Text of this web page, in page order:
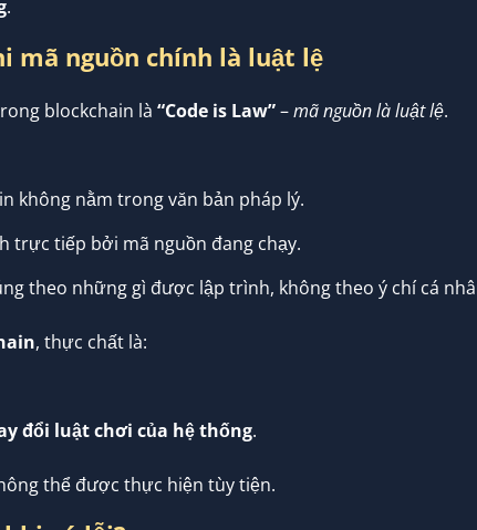
.
mã nguồn chính là luật lệ
blockchain là “Code is Law”–mã nguồn là luật lệ.
không nằm trong văn bản pháp lý.
trực tiếp bởi mã nguồn đang chạy.
theo những gì được lập trình, không theo ý chí cá
, thực chất là:
đổi luật chơi của hệ thống.
thể được thực hiện tùy tiện.